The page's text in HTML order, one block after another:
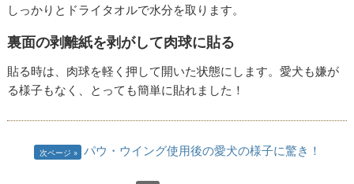
しっかりとドライタオルで水分を取ります。
裏面の剥離紙を剥がして肉球に貼る
貼る時は、肉球を軽く押して開いた状態にします。愛犬も嫌が
る様子もなく、とっても簡単に貼れました！
次ページ パウ・ウイング使用後の愛犬の様子に驚き！